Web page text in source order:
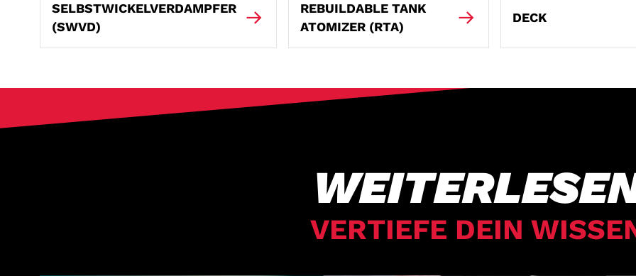
SELBSTWICKELVERDAMPFER
(SWVD)
REBUILDABLE TANK
ATOMIZER (RTA)
DECK
VERTIEFE DEIN